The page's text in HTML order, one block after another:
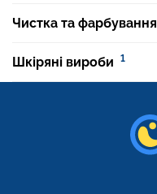
Чистка та фарбування
Шкіряні вироби 1